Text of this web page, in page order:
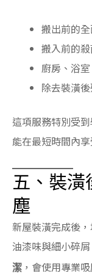
搬出前的
搬入前的
廚房、浴
除去裝潢
這項服務特別受
能在最短時間內
五、裝
塵
新屋裝潢完成後
油漆味與細小碎
潔 ，會使用專業